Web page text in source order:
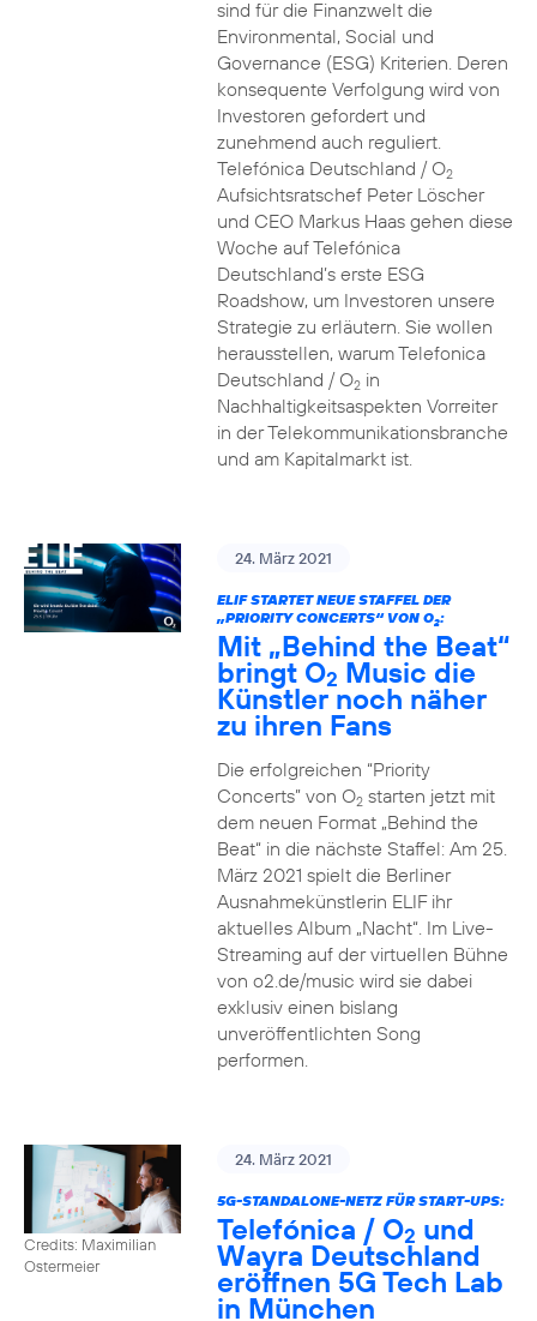
sind für die Finanzwelt die
Environmental, Social und
Governance (ESG) Kriterien. Deren
konsequente Verfolgung wird von
Investoren gefordert und
zunehmend auch reguliert.
Telefónica Deutschland / O2
Aufsichtsratschef Peter Löscher
und CEO Markus Haas gehen diese
Woche auf Telefónica
Deutschland’s erste ESG
Roadshow, um Investoren unsere
Strategie zu erläutern. Sie wollen
herausstellen, warum Telefonica
Deutschland / O2in
Nachhaltigkeitsaspekten Vorreiter
in der Telekommunikationsbranche
und am Kapitalmarkt ist.
24. März 2021
ELIF STARTET NEUE STAFFEL DER
„PRIORITY CONCERTS“ VON O2:
Mit „Behind the Beat“
bringt O2 Music die
Künstler noch näher
zu ihren Fans
Die erfolgreichen “Priority
Concerts” von O2starten jetzt mit
dem neuen Format „Behind the
Beat“ in die nächste Staffel: Am 25.
März 2021 spielt die Berliner
Ausnahmekünstlerin ELIF ihr
aktuelles Album „Nacht“. Im Live-
Streaming auf der virtuellen Bühne
von o2.de/music wird sie dabei
exklusiv einen bislang
unveröffentlichten Song
performen.
Credits: Maximilian
Ostermeier
24. März 2021
5G-STANDALONE-NETZ FÜR START-UPS:
Telefónica / O2 und
Wayra Deutschland
eröffnen 5G Tech Lab
in München